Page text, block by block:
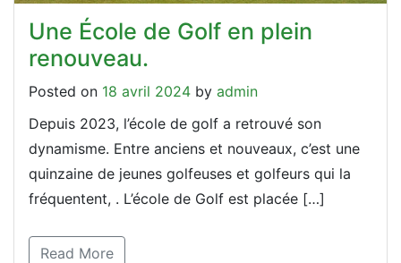
Une École de Golf en plein
renouveau.
Posted on 18 avril 2024 by admin
Depuis 2023, l’école de golf a retrouvé son
dynamisme. Entre anciens et nouveaux, c’est une
quinzaine de jeunes golfeuses et golfeurs qui la
fréquentent, . L’école de Golf est placée […]
Read More